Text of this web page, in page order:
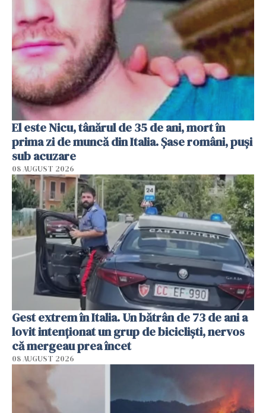
El este Nicu, tânărul de 35 de ani, mort în
prima zi de muncă din Italia. Șase români, puși
sub acuzare
08 AUGUST 2026
Gest extrem în Italia. Un bătrân de 73 de ani a
lovit intenționat un grup de bicicliști, nervos
că mergeau prea încet
08 AUGUST 2026